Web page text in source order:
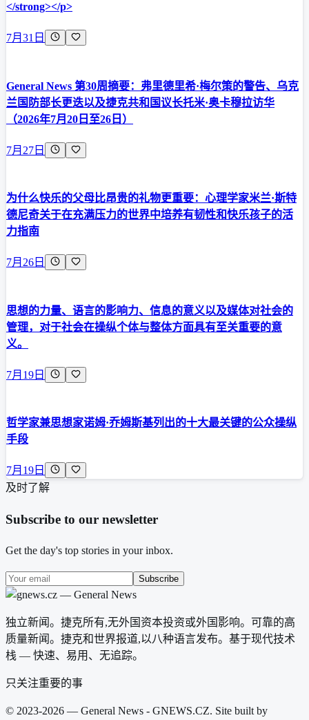
</strong></p>
7月31日
General News 第30周摘要：弗里德里希·梅尔策的警告、乌克
兰国防部长更迭以及捷克共和国议长托米·奥卡穆拉访华
（2026年7月20日至26日）
7月27日
为什么快乐的父母比昂贵的礼物更重要：心理学家米兰·斯特
德尼奇关于在充满压力的世界中培养有韧性和快乐孩子的活
力指南
7月26日
思想的力量、语言的影响力、信息的意义以及媒体对社会的
管理，对于社会在操纵个体与整体方面具有至关重要的意
义。
7月19日
哲学家兼思想家诺姆·乔姆斯基列出的十大最关键的公众操纵
手段
7月19日
及时了解
Subscribe to our newsletter
Get the day's top stories in your inbox.
Subscribe
独立新闻。捷克所有,无外国资本投资或外国影响。可靠的高
质量新闻。捷克和世界报道,以八种语言发布。基于现代技术
栈 — 快速、易用、无追踪。
只关注重要的事
© 2023-2026 — General News - GNEWS.CZ. Site built by